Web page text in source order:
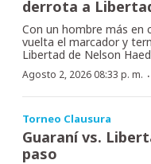
derrota a
Con un hombre más en
vuelta el marcador y
Libertad de Nelson
Agosto 2, 2026 08:33 p. m. ·
Torneo Clausura
Guaraní vs.
paso